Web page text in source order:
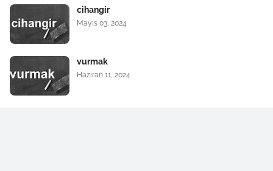
cihangir
Mayıs 03, 2024
vurmak
Haziran 11, 2024